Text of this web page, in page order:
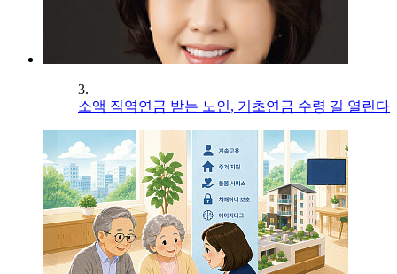
3.
소액 직역연금 받는 노인, 기초연금 수령 길 열린다